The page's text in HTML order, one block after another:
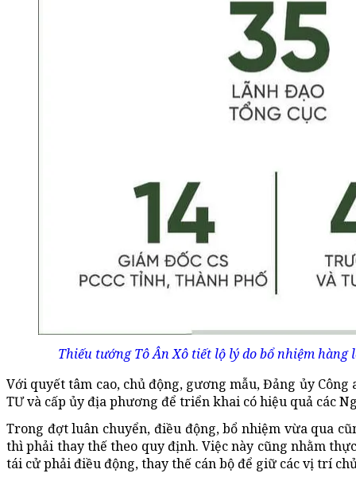
Thiếu tướng Tô Ân Xô tiết lộ lý do bổ nhiệm
Với quyết tâm cao, chủ động, gương mẫu, Đảng ủy Công
TƯ và cấp ủy địa phương để triển khai có hiệu quả các
Trong đợt luân chuyển, điều động, bổ nhiệm vừa qua
thì phải thay thế theo quy định. Việc này cũng nhằm
tái cử phải điều động, thay thế cán bộ để giữ các vị trí